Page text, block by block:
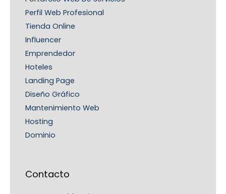
Perfil Web Profesional
Tienda Online
Influencer
Emprendedor
Hoteles
Landing Page
Diseño Gráfico
Mantenimiento Web
Hosting
Dominio
Contacto